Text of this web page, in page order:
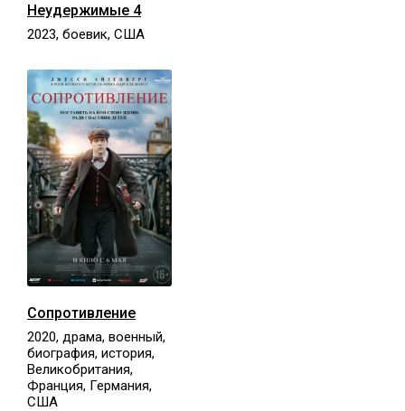
Неудержимые 4
2023, боевик, США
Сопротивление
2020, драма, военный,
биография, история,
Великобритания,
Франция, Германия,
США